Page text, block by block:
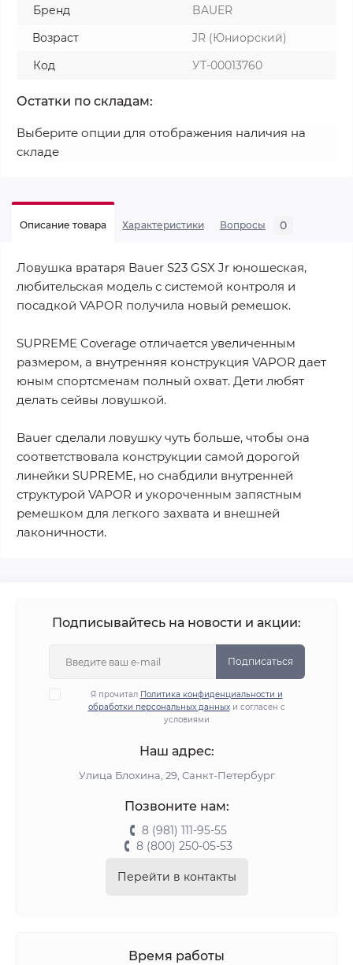
Бренд
BAUER
Возраст
JR (Юниорский)
Код
УТ-00013760
Остатки по складам:
Выберите опции для отображения наличия на
складе
Описание товара Характеристики Вопросы 0
Ловушка вратаря Bauer S23 GSX Jr юношеская,
любительская модель с системой контроля и
посадкой VAPOR получила новый ремешок.
SUPREME Coverage отличается увеличенным
размером, а внутренняя конструкция VAPOR дает
юным спортсменам полный охват. Дети любят
делать сейвы ловушкой.
Bauer сделали ловушку чуть больше, чтобы она
соответствовала конструкции самой дорогой
линейки SUPREME, но снабдили внутренней
структурой VAPOR и укороченным запястным
ремешком для легкого захвата и внешней
лаконичности.
Подписывайтесь на новости и акции:
Подписаться
Я прочитал Политика конфиденциальности и
обработки персональных данныхи согласен с
условиями
Наш адрес:
Улица Блохина, 29, Санкт-Петербург
Позвоните нам:
8 (981) 111-95-55
8 (800) 250-05-53
Перейти в контакты
Время работы